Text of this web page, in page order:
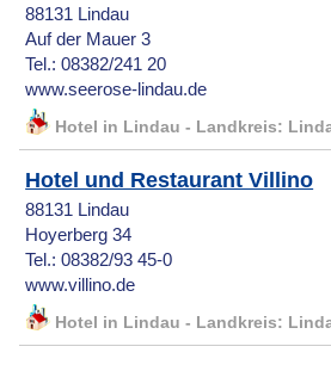
88131 Lindau
Auf der Mauer 3
Tel.: 08382/241 20
www.seerose-lindau.de
Hotel in Lindau - Landkreis:
Hotel und Restaurant Villino
88131 Lindau
Hoyerberg 34
Tel.: 08382/93 45-0
www.villino.de
Hotel in Lindau - Landkreis: